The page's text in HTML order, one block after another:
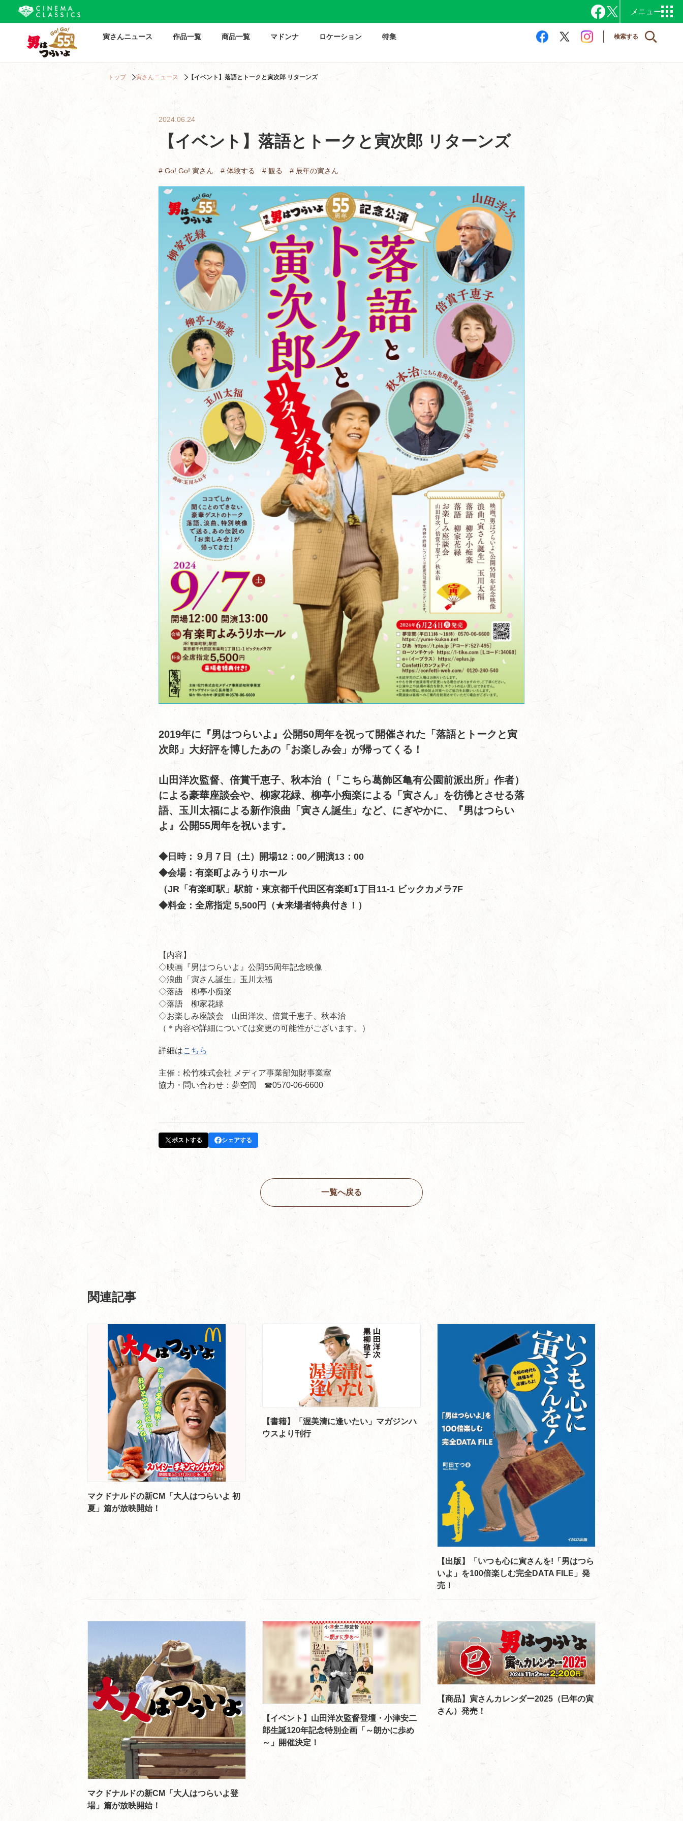
寅さんニュース 作品一覧 商品一覧 マドンナ ロケーション 特集 検索する
トップ 寅さんニュース 【イベント】落語とトークと寅次郎 リターンズ
2024.06.24
【イベント】落語とトークと寅次郎 リターンズ
# Go! Go! 寅さん # 体験する # 観る # 辰年の寅さん
2019年に『男はつらいよ』公開50周年を祝って開催された「落語とトークと寅
次郎」大好評を博したあの「お楽しみ会」が帰ってくる！
山田洋次監督、倍賞千恵子、秋本治（「こちら葛飾区亀有公園前派出所」作者）
による豪華座談会や、柳家花緑、柳亭小痴楽による「寅さん」を彷彿とさせる落
語、玉川太福による新作浪曲「寅さん誕生」など、にぎやかに、『男はつらい
よ』公開55周年を祝います。
◆日時：９月７日（土）開場12：00／開演13：00
◆会場：有楽町よみうりホール
（JR「有楽町駅」駅前・東京都千代田区有楽町1丁目11‐1 ビックカメラ7F
◆料金：全席指定 5,500円（★来場者特典付き！）
【内容】
◇映画『男はつらいよ』公開55周年記念映像
◇浪曲「寅さん誕生」玉川太福
◇落語 柳亭小痴楽
◇落語 柳家花緑
◇お楽しみ座談会 山田洋次、倍賞千恵子、秋本治
（＊内容や詳細については変更の可能性がございます。）
詳細はこちら
主催：松竹株式会社 メディア事業部知財事業室
協力・問い合わせ：夢空間 ☎0570-06-6600
ポストする シェアする
一覧へ戻る
関連記事
マクドナルドの新CM「大人はつらいよ 初
夏」篇が放映開始！
【書籍】「渥美清に逢いたい」マガジンハ
ウスより刊行
【出版】「いつも心に寅さんを!「男はつら
いよ」を100倍楽しむ完全DATA FILE」発
売！
マクドナルドの新CM「大人はつらいよ登
場」篇が放映開始！
【イベント】山田洋次監督登壇・小津安二
郎生誕120年記念特別企画「～朗かに歩め
～」開催決定！
【商品】寅さんカレンダー2025（巳年の寅
さん）発売！